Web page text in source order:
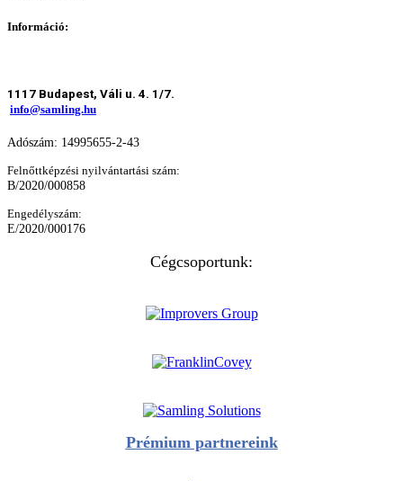
Információ:
1117 Budapest, Váli u. 4. 1/7.
info@samling.hu
Adószám: 14995655-2-43
Felnőttképzési nyilvántartási szám:
B/2020/000858
Engedélyszám:
E/2020/000176
Cégcsoportunk:
Prémium partnereink